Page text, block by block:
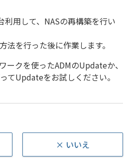
利用して、NASの再構築を行い
を行った後に作業します。
ークを使ったADMのUpdateか、
てUpdateをお試しください。
× いいえ